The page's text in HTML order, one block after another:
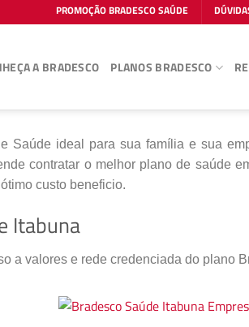
PROMOÇÃO BRADESCO SAÚDE
A BRADESCO PLANOS BRADESCO
Saúde ideal para sua família e sua
contratar o melhor plano de saúde
custo beneficio.
Itabuna
a valores e rede credenciada do plano